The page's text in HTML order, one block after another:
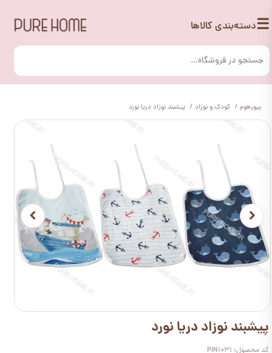
☰دسته‌بندی کالاها
پیورهوم کودک و نوزاد پیشبند نوزاد دریا نورد
پیشبند نوزاد دریا نورد
کد محصول: PIN1031